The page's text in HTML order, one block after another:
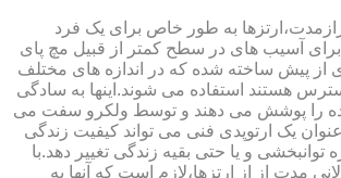
به طور خاص برای یک فرد
آسیب های در سطح کمتر از قبیل مچ پای
از پیش ساخته شده که در اندازه های مختلف
هستند استفاده می شوند.اینها به سادگی
را پوشش می دهند و توسط ولکرو سفت می
یک ارتوپدی فنی می تواند کیفیت زندگی
توانبخشی و یا حتی بقیه زندگی تغییر دهد.با
مدت از از ارتزها،لازم است که آنها به